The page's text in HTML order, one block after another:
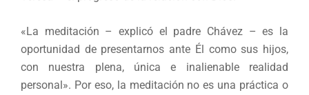
«La meditación – explicó el padre Chávez – es la
oportunidad de presentarnos ante Él como sus hijos,
con nuestra plena, única e inalienable realidad
personal». Por eso, la meditación no es una práctica o